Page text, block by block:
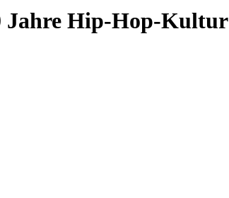
Jahre Hip-Hop-Kultur